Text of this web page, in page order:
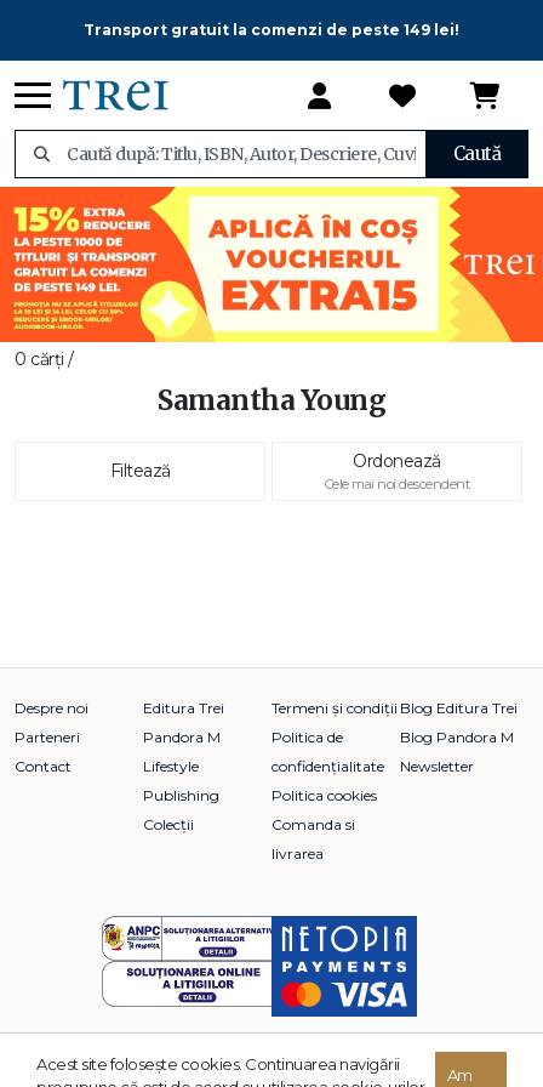
Transport gratuit la comenzi de peste 149 lei!
Caută
0 cărți /
Samantha Young
Filtează Ordonează
Cele mai noi descendent
Despre noi
Parteneri
Contact
Editura Trei
Pandora M
Lifestyle
Publishing
Colecții
Termeni și condiții
Politica de
confidențialitate
Politica cookies
Comanda si
livrarea
Blog Editura Trei
Blog Pandora M
Newsletter
© 2026 Grupul Editorial TREI. Toate drepturile rezervate.
Acest site foloseşte cookies. Continuarea navigării
Am